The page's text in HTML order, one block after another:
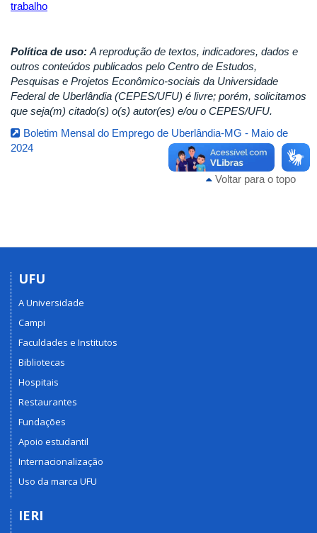
trabalho
Política de uso: A reprodução de textos, indicadores, dados e
outros conteúdos publicados pelo Centro de Estudos,
Pesquisas e Projetos Econômico-sociais da Universidade
Federal de Uberlândia (CEPES/UFU) é livre; porém, solicitamos
que seja(m) citado(s) o(s) autor(es) e/ou o CEPES/UFU.
Boletim Mensal do Emprego de Uberlândia-MG - Maio de
2024
Voltar para o topo
UFU
A Universidade
Campi
Faculdades e Institutos
Bibliotecas
Hospitais
Restaurantes
Fundações
Apoio estudantil
Internacionalização
Uso da marca UFU
IERI